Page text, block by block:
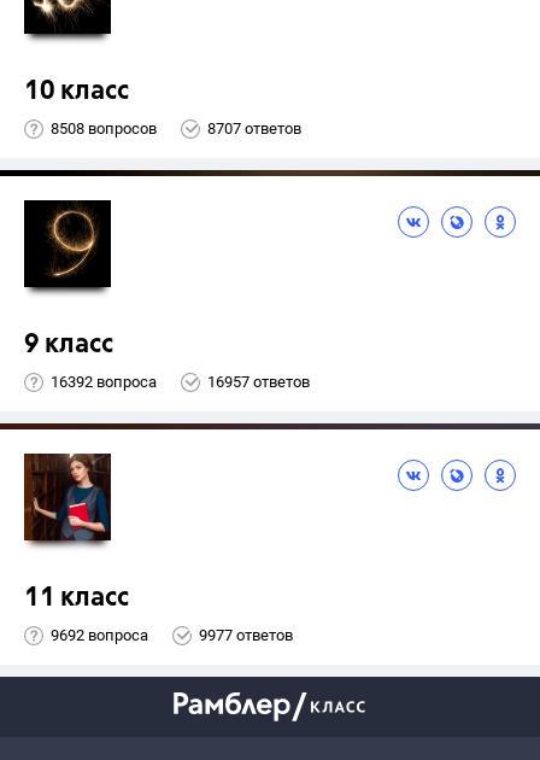
10 класс
8508 вопросов 8707 ответов
9 класс
16392 вопроса 16957 ответов
11 класс
9692 вопроса 9977 ответов